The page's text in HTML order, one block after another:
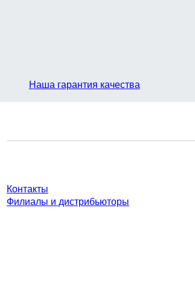
Наша гарантия качества
Контакты
Филиалы и дистрибьюторы